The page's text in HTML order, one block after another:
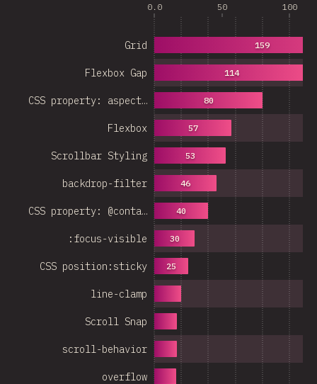
0.0 50 100
overflow
scroll-behavior
Scroll Snap
line-clamp
CSS position:sticky
:focus-visible
CSS property: @conta…
backdrop-filter
Scrollbar Styling
Flexbox
CSS property: aspect…
Flexbox Gap
Grid
25
30
40
46
53
57
80
114
159